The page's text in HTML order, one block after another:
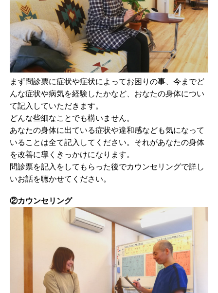
まず問診票に症状や症状によってお困りの事、今までど
んな症状や病気を経験したかなど、おなたの身体につい
て記入していただきます。
どんな些細なことでも構いません。
あなたの身体に出ている症状や違和感なども気になって
いることは全て記入してください。それがあなたの身体
を改善に導くきっかけになります。
問診票を記入をしてもらった後でカウンセリングで詳し
いお話を聴かせてください。
②カウンセリング